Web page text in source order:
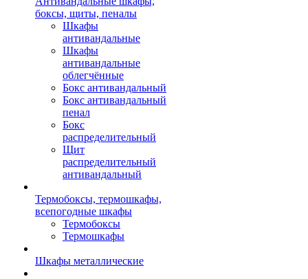
боксы, щиты, пеналы
Шкафы
антивандальные
Шкафы
антивандальные
облегчённые
Бокс антивандальный
Бокс антивандальный
пенал
Бокс
распределительный
Щит
распределительный
антивандальный
Термобоксы, термошкафы,
всепогодные шкафы
Термобоксы
Термошкафы
Шкафы металлические